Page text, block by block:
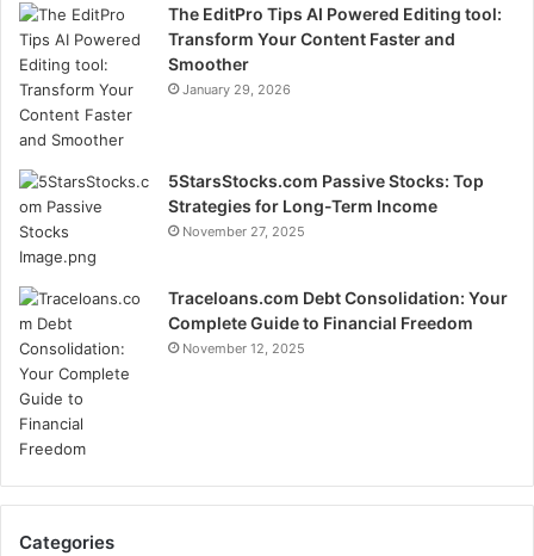
The EditPro Tips AI Powered Editing tool:
Transform Your Content Faster and
Smoother
January 29, 2026
5StarsStocks.com Passive Stocks: Top
Strategies for Long-Term Income
November 27, 2025
Traceloans.com Debt Consolidation: Your
Complete Guide to Financial Freedom
November 12, 2025
Categories